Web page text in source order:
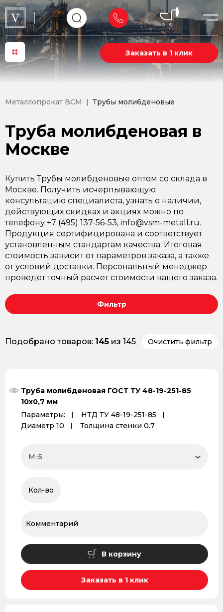
Заказать в 1 клик
Металлопрокат ВСМ Трубы молибденовые
Труба молибденовая в
Москве
Купить Трубы молибденовые оптом со склада в
Москве. Получить исчерпывающую
консультацию специалиста, узнать о наличии,
действующих скидках и акциях можно по
телефону +7 (495) 137-56-53, info@vsm-metall.ru.
Продукция сертифицирована и соответствует
установленным стандартам качества. Итоговая
стоимость зависит от параметров заказа, а также
от условий доставки. Персональный менеджер
проведет точный расчет стоимости вашего заказа.
Фильтр
Подобрано товаров: 145 из 145 Очистить фильтр
Труба молибденовая ГОСТ ТУ 48-19-251-85
10x0,7 мм
Параметры:
НТД ТУ 48-19-251-85
Диаметр 10
Толщина стенки 0.7
В корзину
Заказать в 1 клик